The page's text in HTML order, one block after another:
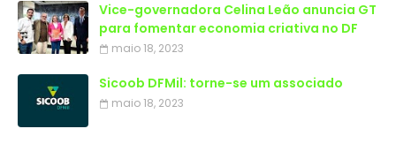
Vice-governadora Celina Leão anuncia GT
para fomentar economia criativa no DF
maio 18, 2023
Sicoob DFMil: torne-se um associado
maio 18, 2023